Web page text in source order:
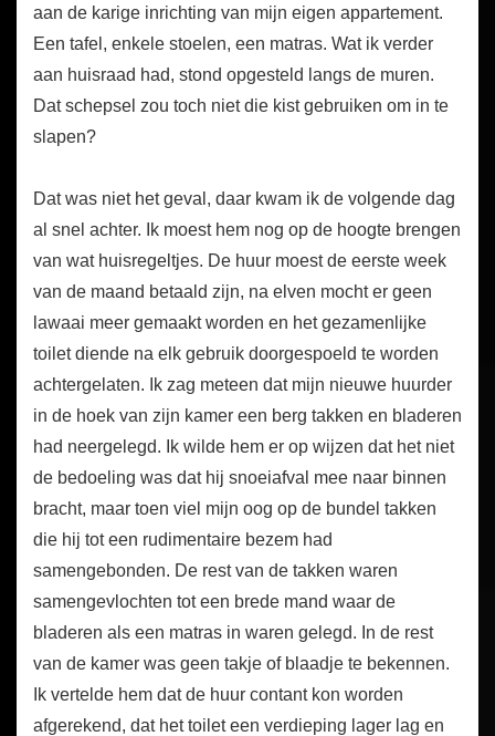
aan de karige inrichting van mijn eigen appartement.
Een tafel, enkele stoelen, een matras. Wat ik verder
aan huisraad had, stond opgesteld langs de muren.
Dat schepsel zou toch niet die kist gebruiken om in te
slapen?
Dat was niet het geval, daar kwam ik de volgende dag
al snel achter. Ik moest hem nog op de hoogte brengen
van wat huisregeltjes. De huur moest de eerste week
van de maand betaald zijn, na elven mocht er geen
lawaai meer gemaakt worden en het gezamenlijke
toilet diende na elk gebruik doorgespoeld te worden
achtergelaten. Ik zag meteen dat mijn nieuwe huurder
in de hoek van zijn kamer een berg takken en bladeren
had neergelegd. Ik wilde hem er op wijzen dat het niet
de bedoeling was dat hij snoeiafval mee naar binnen
bracht, maar toen viel mijn oog op de bundel takken
die hij tot een rudimentaire bezem had
samengebonden. De rest van de takken waren
samengevlochten tot een brede mand waar de
bladeren als een matras in waren gelegd. In de rest
van de kamer was geen takje of blaadje te bekennen.
Ik vertelde hem dat de huur contant kon worden
afgerekend, dat het toilet een verdieping lager lag en